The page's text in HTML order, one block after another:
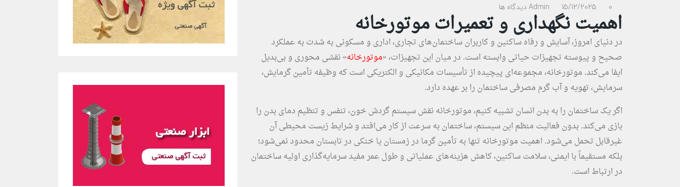
Admin 15/12/2025 0 دیدگاه ها
اهمیت نگهداری و تعمیرات موتورخانه
در دنیای امروز، آسایش و رفاه ساکنین و کاربران ساختمان‌های تجاری، اداری و مسکونی به شدت به عملکرد
صحیح و پیوسته تجهیزات حیاتی وابسته است. در میان این تجهیزات، «موتورخانه» نقشی محوری و بی‌بدیل
ایفا می‌کند. موتورخانه، مجموعه‌ای پیچیده از تأسیسات مکانیکی و الکتریکی است که وظیفه تأمین گرمایش،
سرمایش، تهویه و آب گرم مصرفی ساختمان را بر عهده دارد.
اگر یک ساختمان را به بدن انسان تشبیه کنیم، موتورخانه نقش سیستم گردش خون، تنفس و تنظیم دمای بدن را
بازی می‌کند. بدون فعالیت منظم این سیستم، ساختمان به سرعت از کار می‌افتد و شرایط زیست محیطی آن
غیرقابل تحمل می‌شود. اهمیت موتورخانه تنها به تأمین گرما در زمستان یا خنکی در تابستان محدود نمی‌شود؛
بلکه مستقیماً با ایمنی، سلامت ساکنین، کاهش هزینه‌های عملیاتی و طول عمر مفید سرمایه‌گذاری اولیه ساختمان
در ارتباط است.